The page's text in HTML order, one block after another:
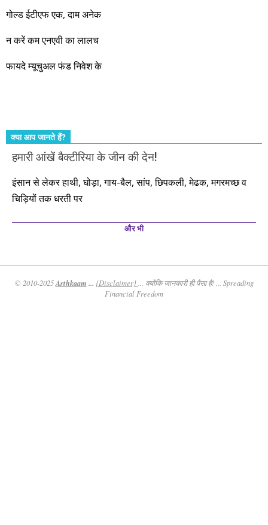
आएंगे। दूसरे आपको बस उल्लू बनाएंगे। केवल हम ही हैं जो पूरी ईमानदारी
और सत्यनिष्ठा से आपके लिए निवेश के हर रविवार को शानदार मौके लेकर
कर्महीन नर पावत नाहीं। आपके हिस्से का कुछ कर्म हम कर दे रहे हैं। बाकी
गोल्ड ईटीएफ एक, दाम अनेक
न करें कम एनएवी का लालच
फायदे म्यूचुअल फंड निवेश के
क्या आप जानते हैं?
हमारी आंखें बैक्टीरिया के जीन की देन!
इंसान से लेकर हाथी, घोड़ा, गाय-बैल, सांप, छिपकली, मेढक, मगरमच्छ व
चिड़ियों तक धरती पर
और भी
© 2010-2025Arthkaam ... {Disclaimer}
... क्योंकि जानकारी ही पैसा है! ... Spreading
Financial Freedom